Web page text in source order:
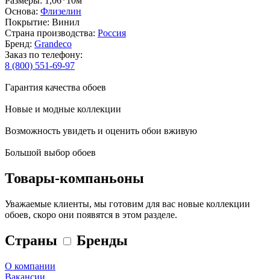
Основа: Флизелин
Покрытие: Винил
Страна производства: Россия
Бренд: Grandeco
Заказ по телефону:
8 (800) 551-69-97
Гарантия качества обоев
Новые и модные коллекции
Возможность увидеть и оценить обои вживую
Большой выбор обоев
Товары-компаньоны
Уважаемые клиенты, мы готовим для вас новые коллекции
обоев, скоро они появятся в этом разделе.
Страны Бренды
О компании
Вакансии